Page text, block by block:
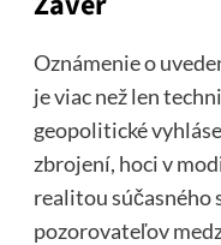
Oznámenie o
je viac než len
geopolitické
zbrojení, hoci v
realitou súčasného
pozorovateľov